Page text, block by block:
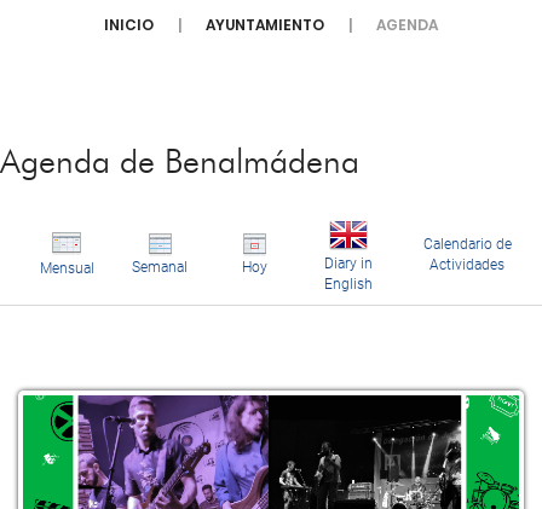
INICIO AYUNTAMIENTO AGENDA
Agenda de Benalmádena
Mensual Semanal Hoy
Diary in
English
Calendario de
Actividades